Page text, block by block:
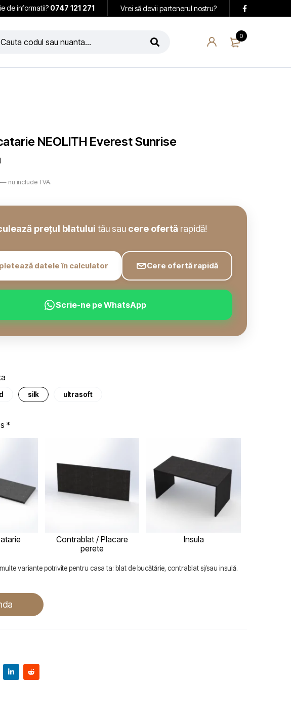
Vrei să devii partenerul nostru?
de informatii? 0747 121 271
0
NEOLITH Everest Sunrise
nu include TVA.
prețul blatului tău sau cere ofertă rapidă!
datele în calculator Cere ofertă rapidă
Scrie-ne pe WhatsApp
silk
ultrasoft
*
Contrablat / Placare
perete
Insula
variante potrivite pentru casa ta: blat de bucătărie, contrablat si/sau insulă.